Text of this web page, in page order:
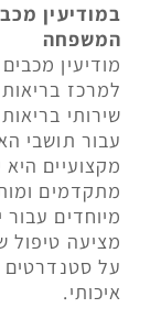
במודיעין
המשפחה
מודיעין
למרכז
שירותי
עבור תושבי
מקצועיים
מתקדמים
מיוחדים
מציעה טיפול
על סטנדרטים
איכותי.